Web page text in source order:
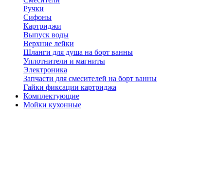
Ручки
Сифоны
Картриджи
Выпуск воды
Верхние лейки
Шланги для душа на борт ванны
Уплотнители и магниты
Электроника
Запчасти для смесителей на борт ванны
Гайки фиксации картриджа
Комплектующие
Мойки кухонные